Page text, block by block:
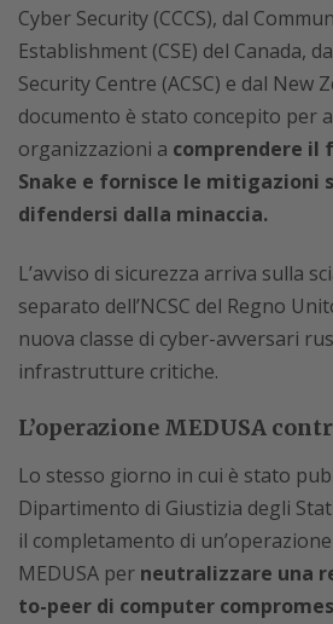
Cyber Security (CCCS), dal
Establishment (CSE) del Canada,
Security Centre (ACSC) e dal New
documento è stato concepito per
organizzazioni a comprendere il
Snake e fornisce le mitigazioni
difendersi dalla minaccia.
L’avviso di sicurezza arriva sulla
separato dell’NCSC del Regno
nuova classe di cyber-avversari
infrastrutture critiche.
L’operazione MEDUSA
Lo stesso giorno in cui è stato
Dipartimento di Giustizia degli
il completamento di
MEDUSA per neutralizzare una
to-peer di computer